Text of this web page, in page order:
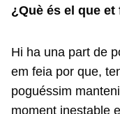
¿Què és el que et
Hi ha una part de
em feia por que,
poguéssim
moment inestable